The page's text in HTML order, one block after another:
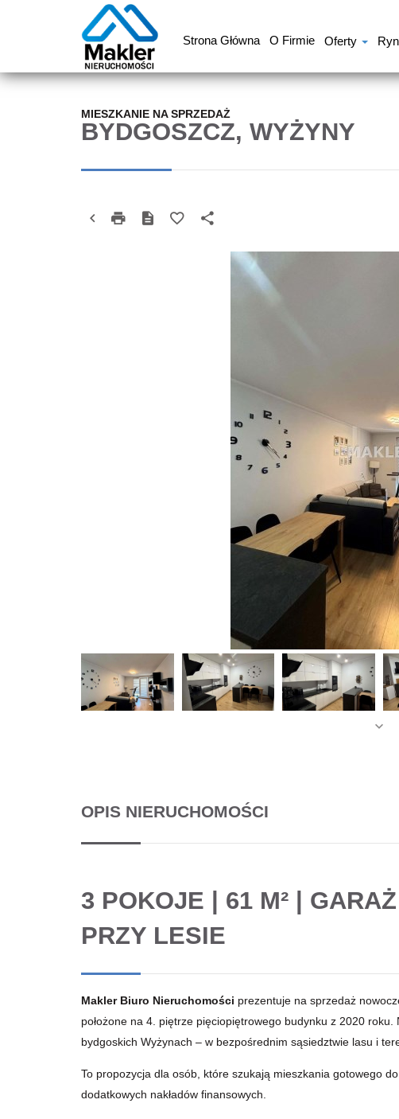
Strona Główna O Firmie Oferty
BYDGOSZCZ, WYŻYNY
MIESZKANIE NA SPRZEDAŻ
OPIS NIERUCHOMOŚCI
3 POKOJE | 61 M² |
PRZY LESIE
Makler Biuro Nieruchomości prezentuje na sprzedaż
położone na 4. piętrze pięciopiętrowego budynku z 2020
bydgoskich Wyżynach – w bezpośrednim sąsiedztwie lasu i
To propozycja dla osób, które szukają mieszkania gotowego
dodatkowych nakładów finansowych.